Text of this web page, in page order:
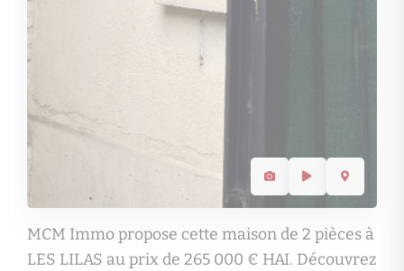
MCM Immo propose cette maison de 2 pièces à
LES LILAS au prix de 265 000 € HAI. Découvrez